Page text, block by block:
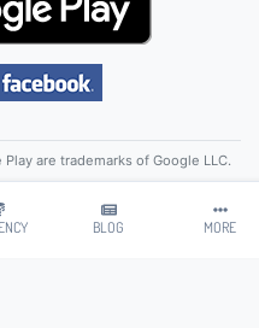
BLOG MORE
are trademarks of Google LLC.